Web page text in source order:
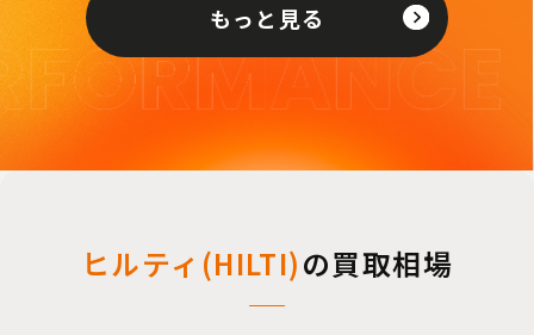
もっと見る
ヒルティ(HILTI)の買取相場